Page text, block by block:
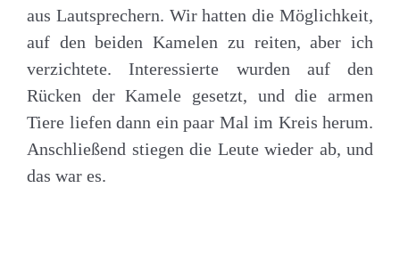
aus Lautsprechern. Wir hatten die Möglichkeit,
auf den beiden Kamelen zu reiten, aber ich
verzichtete. Interessierte wurden auf den
Rücken der Kamele gesetzt, und die armen
Tiere liefen dann ein paar Mal im Kreis herum.
Anschließend stiegen die Leute wieder ab, und
das war es.